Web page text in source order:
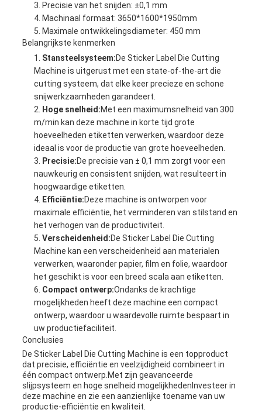
Precisie van het snijden: ±0,1 mm
Machinaal formaat: 3650*1600*1950mm
Maximale ontwikkelingsdiameter: 450 mm
Belangrijkste kenmerken
Stansteelsysteem:De Sticker Label Die Cutting
Machine is uitgerust met een state-of-the-art die
cutting systeem, dat elke keer precieze en schone
snijwerkzaamheden garandeert.
Hoge snelheid:Met een maximumsnelheid van 300
m/min kan deze machine in korte tijd grote
hoeveelheden etiketten verwerken, waardoor deze
ideaal is voor de productie van grote hoeveelheden.
Precisie:De precisie van ± 0,1 mm zorgt voor een
nauwkeurig en consistent snijden, wat resulteert in
hoogwaardige etiketten.
Efficiëntie:Deze machine is ontworpen voor
maximale efficiëntie, het verminderen van stilstand en
het verhogen van de productiviteit.
Verscheidenheid:De Sticker Label Die Cutting
Machine kan een verscheidenheid aan materialen
verwerken, waaronder papier, film en folie, waardoor
het geschikt is voor een breed scala aan etiketten.
Compact ontwerp:Ondanks de krachtige
mogelijkheden heeft deze machine een compact
ontwerp, waardoor u waardevolle ruimte bespaart in
uw productiefaciliteit.
Conclusies
De Sticker Label Die Cutting Machine is een topproduct
dat precisie, efficiëntie en veelzijdigheid combineert in
één compact ontwerp.Met zijn geavanceerde
slijpsysteem en hoge snelheid mogelijkhedenInvesteer in
deze machine en zie een aanzienlijke toename van uw
productie-efficiëntie en kwaliteit.